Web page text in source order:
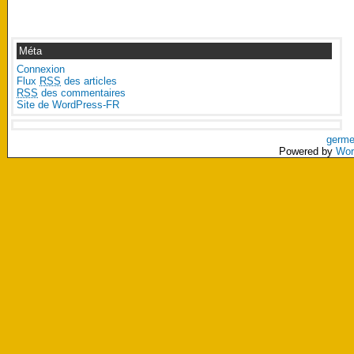
Méta
Connexion
Flux RSS des articles
RSS des commentaires
Site de WordPress-FR
Powered by